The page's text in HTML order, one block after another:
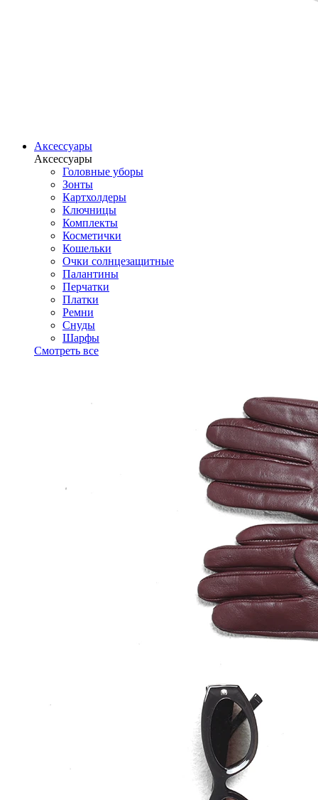
Аксессуары
Аксессуары
Головные уборы
Зонты
Картхолдеры
Ключницы
Комплекты
Косметички
Кошельки
Очки солнцезащитные
Палантины
Перчатки
Платки
Ремни
Снуды
Шарфы
Смотреть все